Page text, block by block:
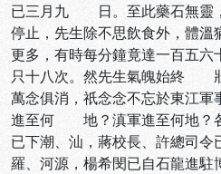
已三月九 日。至此藥石無靈
停止，先生除不思飲食外，體
更多，有時每分鐘竟達一百五
只十八次。然先生氣魄始終
萬念俱消，祇念念不忘於東江
進至何 地？滇軍進至何地？
已下潮、汕，蔣校長、許總司
羅、河源，楊希閔已自石龍進